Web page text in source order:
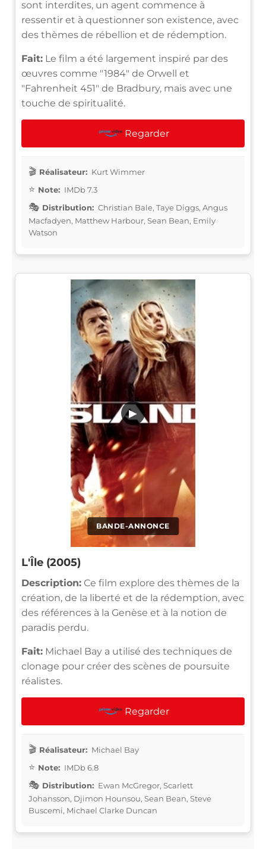
sont interdites, un agent commence à
ressentir et à questionner son existence, avec
des thèmes de rébellion et de rédemption.
Fait: Le film a été largement inspiré par des
œuvres comme "1984" de Orwell et
"Fahrenheit 451" de Bradbury, mais avec une
touche de spiritualité.
Regarder
Réalisateur: Kurt Wimmer
Note: IMDb 7.3
Distribution: Christian Bale, Taye Diggs, Angus
Macfadyen, Matthew Harbour, Sean Bean, Emily
Watson
BANDE-ANNONCE
▶
L'Île (2005)
Description: Ce film explore des thèmes de la
création, de la liberté et de la rédemption, avec
des références à la Genèse et à la notion de
paradis perdu.
Fait: Michael Bay a utilisé des techniques de
clonage pour créer des scènes de poursuite
réalistes.
Regarder
Réalisateur: Michael Bay
Note: IMDb 6.8
Distribution: Ewan McGregor, Scarlett
Johansson, Djimon Hounsou, Sean Bean, Steve
Buscemi, Michael Clarke Duncan